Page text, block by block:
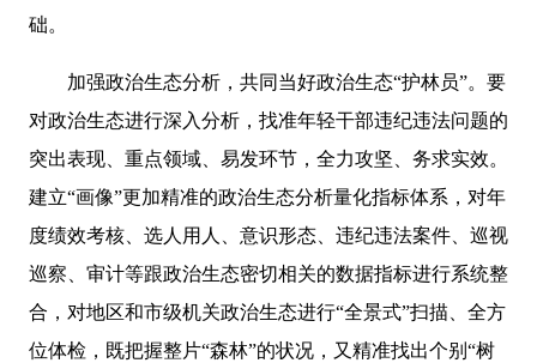
础。
加强政治生态分析，共同当好政治生态“护林员”。要
对政治生态进行深入分析，找准年轻干部违纪违法问题的
突出表现、重点领域、易发环节，全力攻坚、务求实效。
建立“画像”更加精准的政治生态分析量化指标体系，对年
度绩效考核、选人用人、意识形态、违纪违法案件、巡视
巡察、审计等跟政治生态密切相关的数据指标进行系统整
合，对地区和市级机关政治生态进行“全景式”扫描、全方
位体检，既把握整片“森林”的状况，又精准找出个别“树